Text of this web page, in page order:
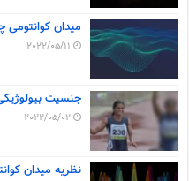
میدان
2022/05/11
جنسیت
2022/05/02
نظریه میدان